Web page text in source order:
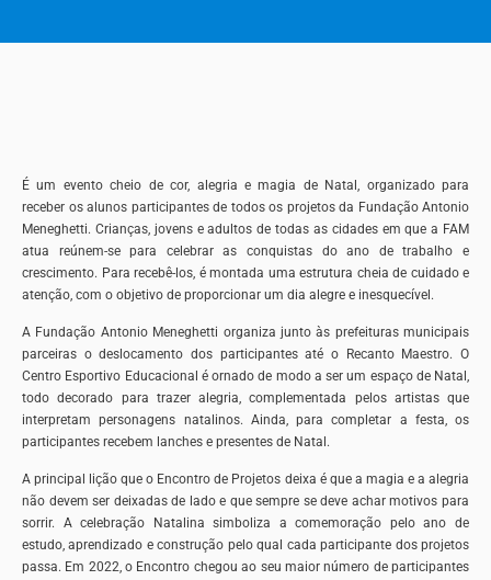
É um evento cheio de cor, alegria e magia de Natal, organizado para
receber os alunos participantes de todos os projetos da Fundação Antonio
Meneghetti. Crianças, jovens e adultos de todas as cidades em que a FAM
atua reúnem-se para celebrar as conquistas do ano de trabalho e
crescimento. Para recebê-los, é montada uma estrutura cheia de cuidado e
atenção, com o objetivo de proporcionar um dia alegre e inesquecível.
A Fundação Antonio Meneghetti organiza junto às prefeituras municipais
parceiras o deslocamento dos participantes até o Recanto Maestro. O
Centro Esportivo Educacional é ornado de modo a ser um espaço de Natal,
todo decorado para trazer alegria, complementada pelos artistas que
interpretam personagens natalinos. Ainda, para completar a festa, os
participantes recebem lanches e presentes de Natal.
A principal lição que o Encontro de Projetos deixa é que a magia e a alegria
não devem ser deixadas de lado e que sempre se deve achar motivos para
sorrir. A celebração Natalina simboliza a comemoração pelo ano de
estudo, aprendizado e construção pelo qual cada participante dos projetos
passa. Em 2022, o Encontro chegou ao seu maior número de participantes